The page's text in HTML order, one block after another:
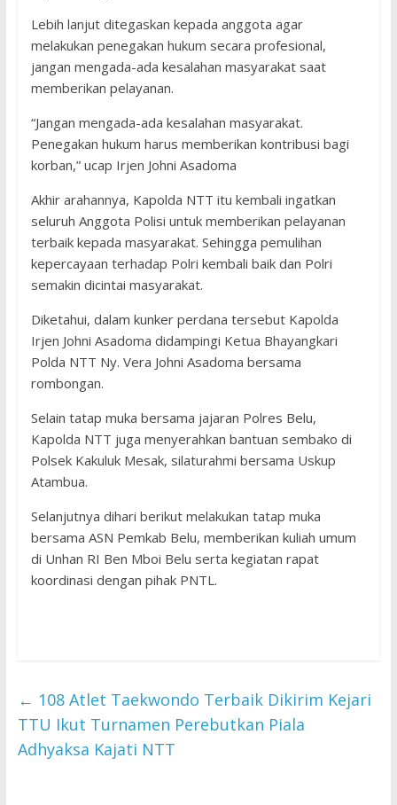
Lebih lanjut ditegaskan kepada anggota agar
melakukan penegakan hukum secara profesional,
jangan mengada-ada kesalahan masyarakat saat
memberikan pelayanan.
“Jangan mengada-ada kesalahan masyarakat.
Penegakan hukum harus memberikan kontribusi bagi
korban,” ucap Irjen Johni Asadoma
Akhir arahannya, Kapolda NTT itu kembali ingatkan
seluruh Anggota Polisi untuk memberikan pelayanan
terbaik kepada masyarakat. Sehingga pemulihan
kepercayaan terhadap Polri kembali baik dan Polri
semakin dicintai masyarakat.
Diketahui, dalam kunker perdana tersebut Kapolda
Irjen Johni Asadoma didampingi Ketua Bhayangkari
Polda NTT Ny. Vera Johni Asadoma bersama
rombongan.
Selain tatap muka bersama jajaran Polres Belu,
Kapolda NTT juga menyerahkan bantuan sembako di
Polsek Kakuluk Mesak, silaturahmi bersama Uskup
Atambua.
Selanjutnya dihari berikut melakukan tatap muka
bersama ASN Pemkab Belu, memberikan kuliah umum
di Unhan RI Ben Mboi Belu serta kegiatan rapat
koordinasi dengan pihak PNTL.
← 108 Atlet Taekwondo Terbaik Dikirim Kejari
TTU Ikut Turnamen Perebutkan Piala
Adhyaksa Kajati NTT